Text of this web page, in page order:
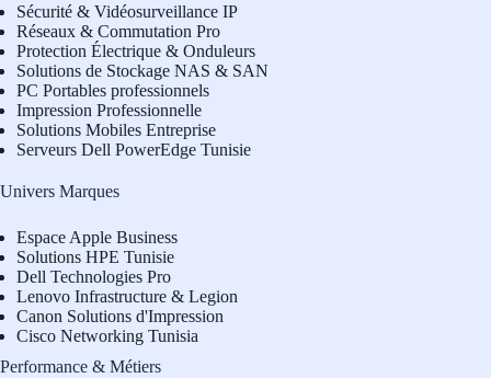
Sécurité & Vidéosurveillance IP
Réseaux & Commutation Pro
Protection Électrique & Onduleurs
Solutions de Stockage NAS & SAN
PC Portables professionnels
Impression Professionnelle
Solutions Mobiles Entreprise
Serveurs Dell PowerEdge Tunisie
Univers Marques
Espace Apple Business
Solutions HPE Tunisie
Dell Technologies Pro
Lenovo Infrastructure & Legion
Canon Solutions d'Impression
Cisco Networking Tunisia
Performance & Métiers